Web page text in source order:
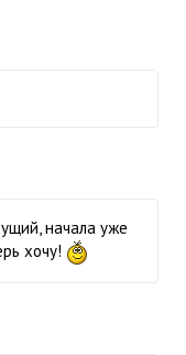
начала уже
хочу!